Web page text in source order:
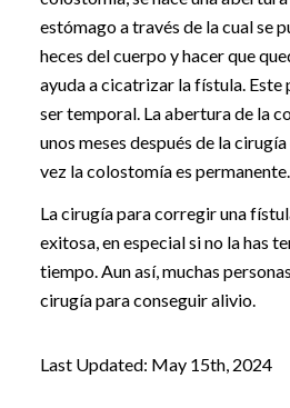
estómago a través de la cual se
heces del cuerpo y hacer que
ayuda a cicatrizar la fístula.
ser temporal. La abertura de la
unos meses después de la
vez la colostomía es permanente.
La cirugía para corregir una
exitosa, en especial si no la has
tiempo. Aun así, muchas
cirugía para conseguir alivio.
Last Updated: May 15th, 2024